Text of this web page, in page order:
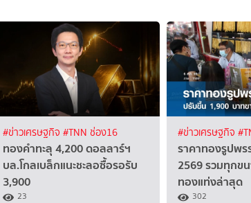
#ข่าวเศรษฐกิจ #TNN ช่อง16
ทองคำทะลุ 4,200 ดอลลาร์ฯ
บล.โกลเบล็กแนะชะลอซื้อรอรับ
3,900
23
#ข่าวเศรษฐกิจ
ราคาทองรูปพ
2569 รวมทุกข
ทองแท่งล่าสุด
302